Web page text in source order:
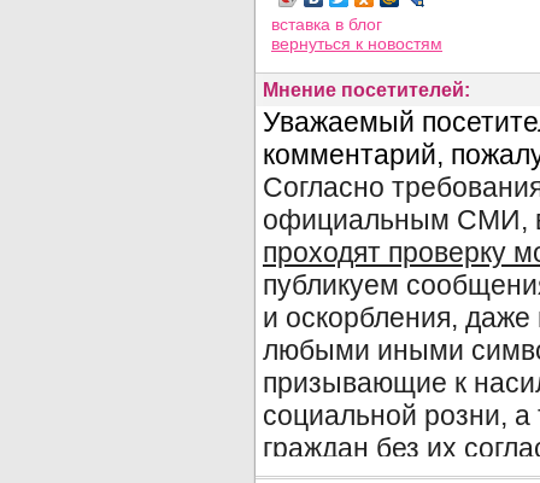
вставка в блог
вернуться к новостям
Мнение посетителей: